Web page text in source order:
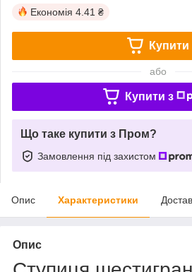
Економія 4.41 ₴
Купити
або
Купити з
Що таке купити з Пром?
Замовлення під захистом
Опис Характеристики
Опис